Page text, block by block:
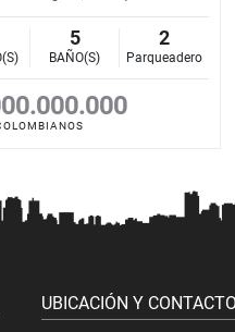
5
BAÑO(S)
2
Parqueadero
UBICACIÓN Y CONTACTO